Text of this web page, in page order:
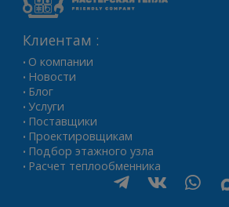
Клиентам :
• О компании
• Новости
• Блог
• Услуги
• Поставщики
• Проектировщикам
• Подбор этажного узла
• Расчет теплообменника